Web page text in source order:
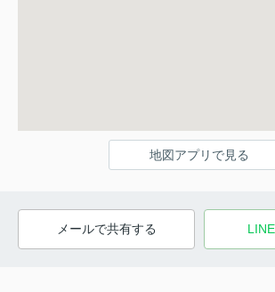
地図アプリで見る
メールで共有する